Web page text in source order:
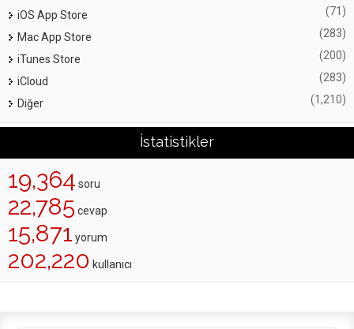
iOS App Store (71)
Mac App Store (283)
iTunes Store (200)
iCloud (283)
Diğer (1,210)
İstatistikler
19,364 soru
22,785 cevap
15,871 yorum
202,220 kullanıcı